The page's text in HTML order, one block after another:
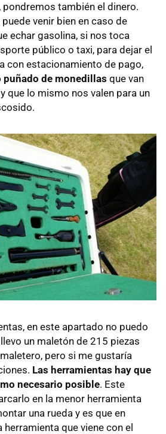
pondremos también el dinero.
venir bien en caso de
echar gasolina, si nos toca
público o taxi, para dejar el
con estacionamiento de pago,
de monedillas que van
que lo mismo nos valen para un
en este apartado no puedo
un maletón de 215 piezas
pero si me gustaría
Las herramientas hay que
necesario posible. Este
en la menor herramienta
una rueda y es que en
que viene con el